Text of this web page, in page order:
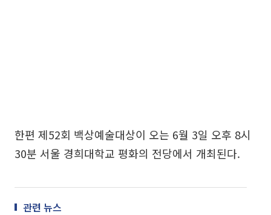
한편 제52회 백상예술대상이 오는 6월 3일 오후 8시
30분 서울 경희대학교 평화의 전당에서 개최된다.
관련 뉴스